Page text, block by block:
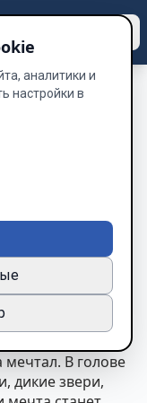
идёт к
мечтал. В голове
дикие звери,
аналитики и
настройки в